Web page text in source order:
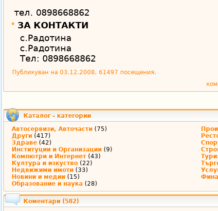
тел. 0898668862
ЗА КОНТАКТИ
с.Радотина
с.Радотина
Тел: 0898668862
Публикуван на 03.12.2008, 61497 посещения.
Каталог - категории
Автосервизи, Авточасти(75)
Други(417)
Здраве(42)
Институции и Организации(9)
Компютри и Интернет(43)
Култура и изкуство(22)
Недвижими имоти(33)
Новини и медии(15)
Образование и наука(28)
Коментари (582)